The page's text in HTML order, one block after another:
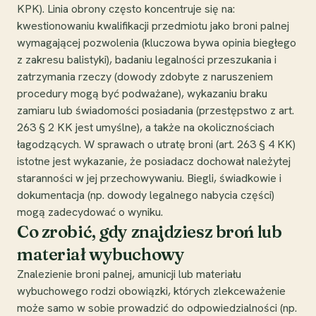
KPK). Linia obrony często koncentruje się na:
kwestionowaniu kwalifikacji przedmiotu jako broni palnej
wymagającej pozwolenia (kluczowa bywa opinia biegłego
z zakresu balistyki), badaniu legalności przeszukania i
zatrzymania rzeczy (dowody zdobyte z naruszeniem
procedury mogą być podważane), wykazaniu braku
zamiaru lub świadomości posiadania (przestępstwo z art.
263 § 2 KK jest umyślne), a także na okolicznościach
łagodzących. W sprawach o utratę broni (art. 263 § 4 KK)
istotne jest wykazanie, że posiadacz dochował należytej
staranności w jej przechowywaniu. Biegli, świadkowie i
dokumentacja (np. dowody legalnego nabycia części)
mogą zadecydować o wyniku.
Co zrobić, gdy znajdziesz broń lub
materiał wybuchowy
Znalezienie broni palnej, amunicji lub materiału
wybuchowego rodzi obowiązki, których zlekceważenie
może samo w sobie prowadzić do odpowiedzialności (np.